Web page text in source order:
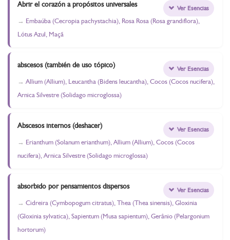
Abrir el corazón a propósitos universales
Embaúba (Cecropia pachystachia), Rosa Rosa (Rosa grandiflora),
Lótus Azul, Maçã
Ver Esencias
abscesos (también de uso tópico)
Allium (Allium), Leucantha (Bidens leucantha), Cocos (Cocos nucifera),
Arnica Silvestre (Solidago microglossa)
Ver Esencias
Abscesos internos (deshacer)
Erianthum (Solanum erianthum), Allium (Allium), Cocos (Cocos
nucifera), Arnica Silvestre (Solidago microglossa)
Ver Esencias
absorbido por pensamientos dispersos
Cidreira (Cymbopogum citratus), Thea (Thea sinensis), Gloxinia
(Gloxinia sylvatica), Sapientum (Musa sapientum), Gerânio (Pelargonium
hortorum)
Ver Esencias